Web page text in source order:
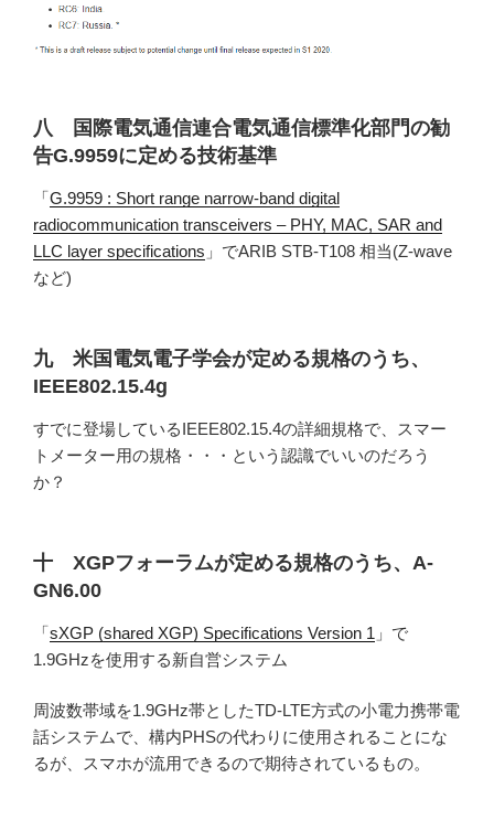
八 国際電気通信連合電気通信標準化部門の勧
告G.9959に定める技術基準
「G.9959 : Short range narrow-band digital
radiocommunication transceivers – PHY, MAC, SAR and
LLC layer specifications 」でARIB STB-T108 相当(Z-wave
など)
九 米国電気電子学会が定める規格のうち、
IEEE802.15.4g
すでに登場しているIEEE802.15.4の詳細規格で、スマー
トメーター用の規格・・・という認識でいいのだろう
か？
十 XGPフォーラムが定める規格のうち、A-
GN6.00
「sXGP (shared XGP) Specifications Version 1 」で
1.9GHzを使用する新自営システム
周波数帯域を1.9GHz帯としたTD-LTE方式の小電力携帯電
話システムで、構内PHSの代わりに使用されることにな
るが、スマホが流用できるので期待されているもの。